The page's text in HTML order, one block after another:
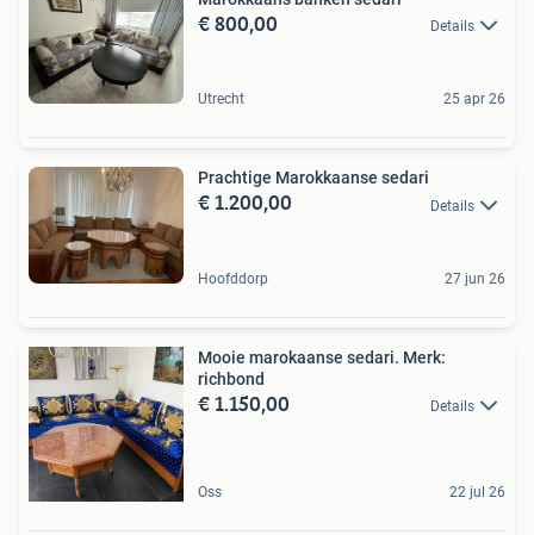
€ 800,00 Details
Utrecht 25 apr 26
Prachtige Marokkaanse sedari
€ 1.200,00 Details
Hoofddorp 27 jun 26
Mooie marokaanse sedari. Merk:
richbond
€ 1.150,00 Details
Oss 22 jul 26